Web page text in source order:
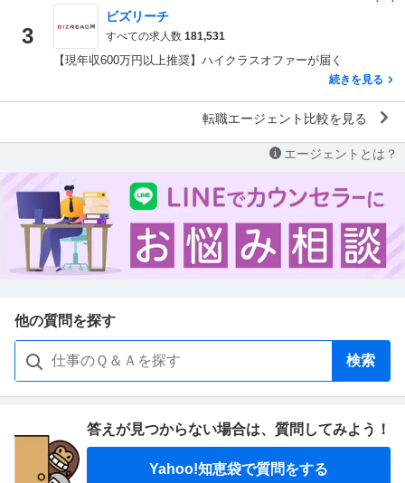
3
ビズリーチ
すべての求人数 181,531
【現年収600万円以上推奨】ハイクラスオファーが届く
続きを見る
転職エージェント比較を見る
エージェントとは？
他の質問を探す
検索
答えが見つからない場合は、 質問してみよう！
Yahoo!知恵袋で質問をする